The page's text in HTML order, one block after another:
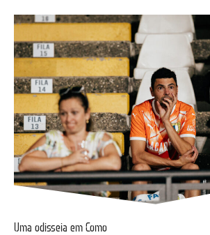
Uma odisseia em Como